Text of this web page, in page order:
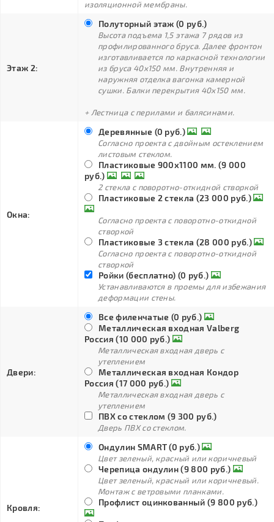
изоляционной мембраны.
Этаж 2:
Полуторный этаж (0 руб.)
Высота подъема 1,5 этажа 7 рядов из
профилированного бруса. Далее фронтон
изготавливается по каркасной технологии
из бруса 40х150 мм. Внутренняя и
наружняя отделка вагонка камерной
сушки. Балки перекрытия 40х150 мм.
+ Лестница с перилами и балясинами.
Окна:
Деревянные (0 руб.)
Согласно проекта с двойным остеклением
листовым стеклом.
Пластиковые 900х1100 мм. (9 000
руб.)
2 стекла с поворотно-откидной створкой
Пластиковые 2 стекла (23 000 руб.)
Согласно проекта с поворотно-откидной
створкой
Пластиковые 3 стекла (28 000 руб.)
Согласно проекта с поворотно-откидной
створкой
Ройки (бесплатно) (0 руб.)
Устанавливаются в проемы для избежания
деформации стены.
Двери:
Все филенчатые (0 руб.)
Металлическая входная Valberg
Россия (10 000 руб.)
Металлическая входная дверь с
утеплением
Металлическая входная Кондор
Россия (17 000 руб.)
Металлическая входная дверь с
утеплением
ПВХ со стеклом (9 300 руб.)
Дверь ПВХ со стеклом.
Кровля:
Ондулин SMART (0 руб.)
Цвет зеленый, красный или коричневый
Черепица ондулин (9 800 руб.)
Цвет зеленый, красный или коричневый.
Монтаж с ветровыми планками.
Профлист оцинкованный (9 800 руб.)